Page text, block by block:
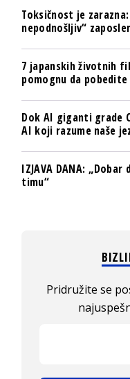
Toksičnost je
nepodnošljiv“
7 japanskih životnih
pomognu da
Dok AI giganti grade
AI koji razume naše
IZJAVA DANA:
timu“
Pridružite se